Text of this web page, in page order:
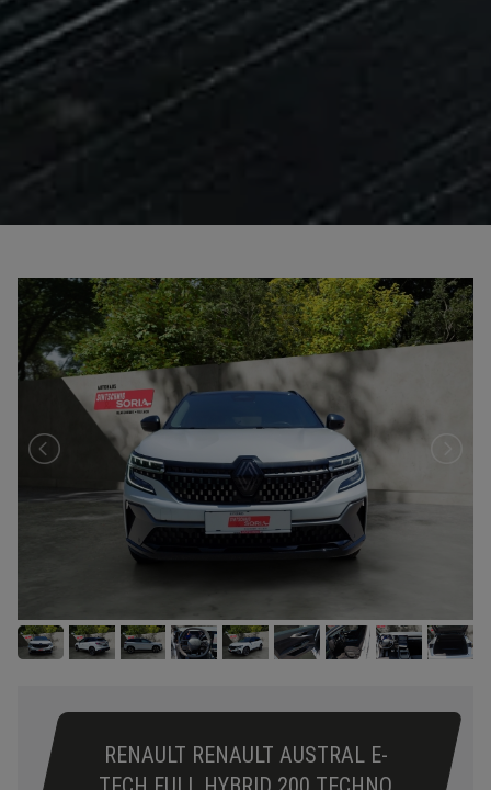
RENAULT RENAULT AUSTRAL E-